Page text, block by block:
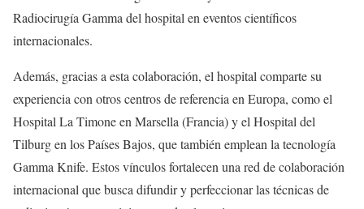
Radiocirugía Gamma del hospital en eventos científicos
internacionales.
Además, gracias a esta colaboración, el hospital comparte su
experiencia con otros centros de referencia en Europa, como el
Hospital La Timone en Marsella (Francia) y el Hospital del
Tilburg en los Países Bajos, que también emplean la tecnología
Gamma Knife. Estos vínculos fortalecen una red de colaboración
internacional que busca difundir y perfeccionar las técnicas de